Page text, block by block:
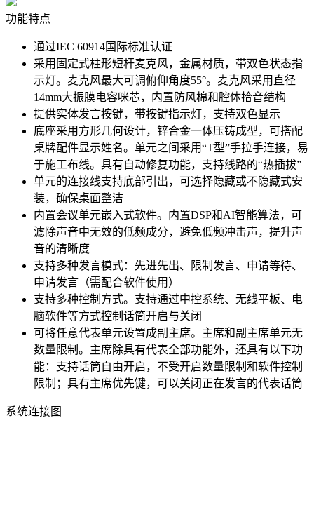
功能特点
通过IEC 60914国际标准认证
采用固定式柱形短杆麦克风，金属材质，带双色状态指
示灯。麦克风最大可调俯仰角度55°。麦克风采用直径
14mm大振膜电容咪芯，内置防风棉和腔体拾音结构
提供实体发言按键，带按键指示灯，支持双色显示
底座采用方形几何设计，锌合金一体压铸成型，可搭配
桌牌配件显示姓名。单元之间采用“T型”手拉手连接，易
于施工布线。具有自动修复功能，支持线路的“热插拔”
单元的连接线支持底部引出，可选择隐藏或不隐藏式安
装，确保桌面整洁
内置会议单元嵌入式软件。内置DSP和AI智能算法，可
滤除声音中无效的低频成分，避免低频冲击声，提升声
音的清晰度
支持多种发言模式：先进先出、限制发言、申请等待、
申请发言（需配合软件使用）
支持多种控制方式。支持通过中控系统、无线平板、电
脑软件等方式控制话筒开启与关闭
可将任意代表单元设置成副主席。主席和副主席单元无
数量限制。主席除具有代表全部功能外，还具有以下功
能：支持话筒自由开启，不受开启数量限制和软件控制
限制；具有主席优先键，可以关闭正在发言的代表话筒
系统连接图